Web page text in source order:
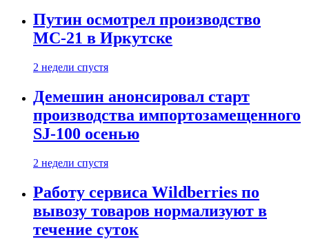
Путин осмотрел производство
МС-21 в Иркутске
2 недели спустя
Демешин анонсировал старт
производства импортозамещенного
SJ-100 осенью
2 недели спустя
Работу сервиса Wildberries по
вывозу товаров нормализуют в
течение суток